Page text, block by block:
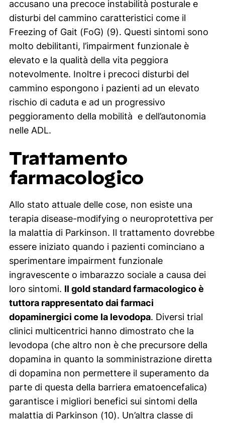
accusano una precoce instabilità posturale e
disturbi del cammino caratteristici come il
Freezing of Gait (FoG) (9). Questi sintomi sono
molto debilitanti, l’impairment funzionale è
elevato e la qualità della vita peggiora
notevolmente. Inoltre i precoci disturbi del
cammino espongono i pazienti ad un elevato
rischio di caduta e ad un progressivo
peggioramento della mobilità e dell’autonomia
nelle ADL.
Trattamento
farmacologico
Allo stato attuale delle cose, non esiste una
terapia disease-modifying o neuroprotettiva per
la malattia di Parkinson. Il trattamento dovrebbe
essere iniziato quando i pazienti cominciano a
sperimentare impairment funzionale
ingravescente o imbarazzo sociale a causa dei
loro sintomi. Il gold standard farmacologico è
tuttora rappresentato dai farmaci
dopaminergici come la levodopa. Diversi trial
clinici multicentrici hanno dimostrato che la
levodopa (che altro non è che precursore della
dopamina in quanto la somministrazione diretta
di dopamina non permettere il superamento da
parte di questa della barriera ematoencefalica)
garantisce i migliori benefici sui sintomi della
malattia di Parkinson (10). Un’altra classe di